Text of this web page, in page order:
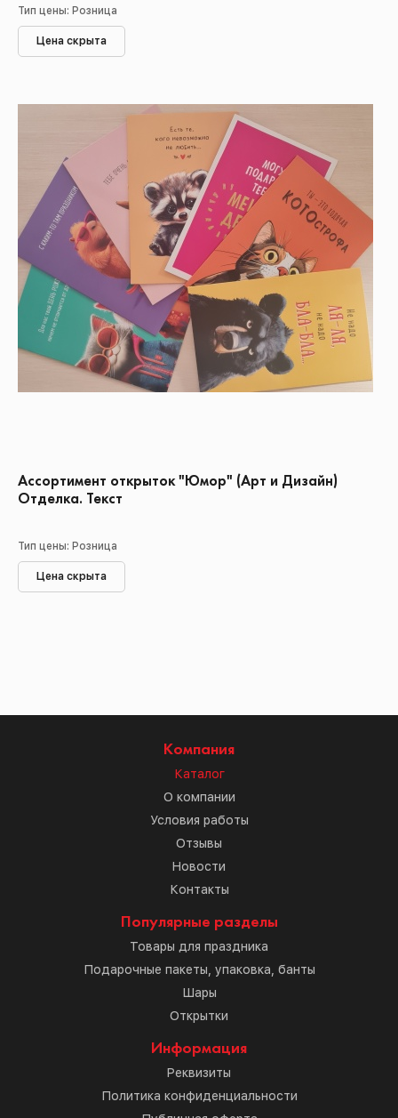
Тип цены: Розница
Цена скрыта
Ассортимент открыток "Юмор" (Арт и Дизайн)
Отделка. Текст
Тип цены: Розница
Цена скрыта
Компания
Каталог
О компании
Условия работы
Отзывы
Новости
Контакты
Популярные разделы
Товары для праздника
Подарочные пакеты, упаковка, банты
Шары
Открытки
Информация
Реквизиты
Политика конфиденциальности